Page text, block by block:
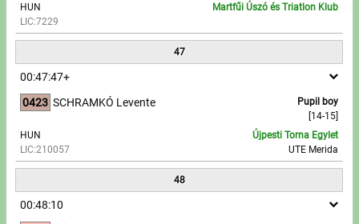
HUN
LIC:7229
Martfűi Úszó és Triatlon Klub
47
00:47:47+
0423
Pupil boy
[14-15]
SCHRAMKÓ Levente
HUN
LIC:210057
Újpesti Torna Egylet
UTE Merida
48
00:48:10